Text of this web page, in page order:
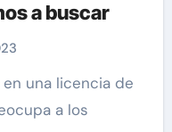
a buscar
a los